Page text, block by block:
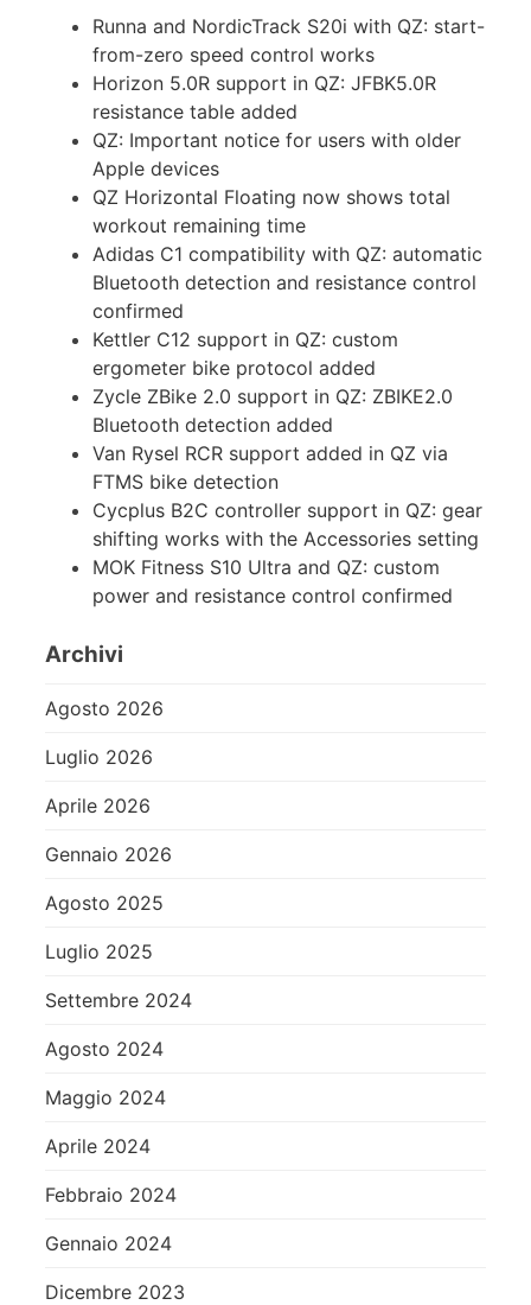
Runna and NordicTrack S20i with QZ: start-
from-zero speed control works
Horizon 5.0R support in QZ: JFBK5.0R
resistance table added
QZ: Important notice for users with older
Apple devices
QZ Horizontal Floating now shows total
workout remaining time
Adidas C1 compatibility with QZ: automatic
Bluetooth detection and resistance control
confirmed
Kettler C12 support in QZ: custom
ergometer bike protocol added
Zycle ZBike 2.0 support in QZ: ZBIKE2.0
Bluetooth detection added
Van Rysel RCR support added in QZ via
FTMS bike detection
Cycplus B2C controller support in QZ: gear
shifting works with the Accessories setting
MOK Fitness S10 Ultra and QZ: custom
power and resistance control confirmed
Archivi
Agosto 2026
Luglio 2026
Aprile 2026
Gennaio 2026
Agosto 2025
Luglio 2025
Settembre 2024
Agosto 2024
Maggio 2024
Aprile 2024
Febbraio 2024
Gennaio 2024
Dicembre 2023